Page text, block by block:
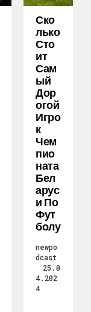
Ско
Лько
Сто
Ит
Сам
Ый
Дор
Огой
Игро
К
Чем
Пио
Ната
Бел
Арус
И По
Фут
Болу
newpo
dcast
25.0
4.202
4